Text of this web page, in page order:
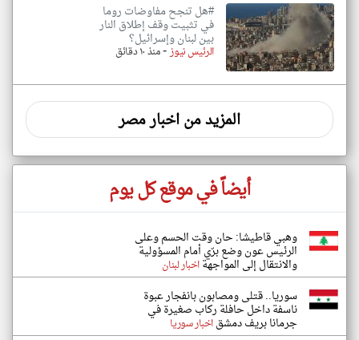
#هل تنجح مفاوضات روما
في تثبيت وقف إطلاق النار
بين لبنان وإسرائيل؟
الرئيس نيوز-منذ ١٠ دقائق
المزيد من اخبار مصر
أيضاً في موقع كل يوم
وهبي قاطيشا: حان وقت الحسم وعلى
الرئيس عون وضع برّي أمام المسؤولية
والانتقال إلى المواجهةاخبار لبنان
سوريا.. قتلى ومصابون بانفجار عبوة
ناسفة داخل حافلة ركاب صغيرة في
جرمانا بريف دمشقاخبار سوريا